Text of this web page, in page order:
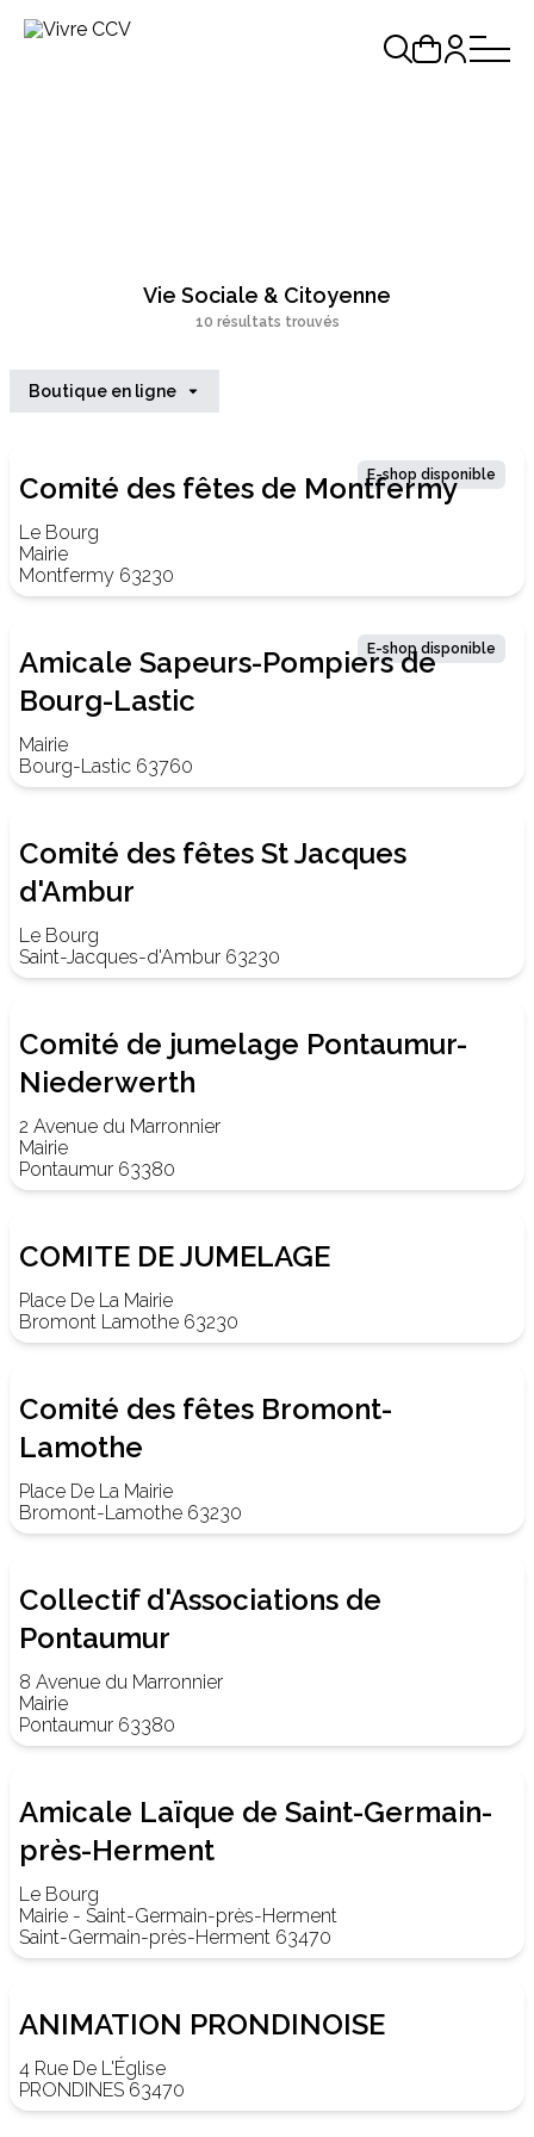
Vie Sociale & Citoyenne
10 résultats trouvés
Boutique en ligne
E-shop disponible
Comité des fêtes de Montfermy
Le Bourg
Mairie
Montfermy 63230
E-shop disponible
Amicale Sapeurs-Pompiers de
Bourg-Lastic
Mairie
Bourg-Lastic 63760
Comité des fêtes St Jacques
d'Ambur
Le Bourg
Saint-Jacques-d'Ambur 63230
Comité de jumelage Pontaumur-
Niederwerth
2 Avenue du Marronnier
Mairie
Pontaumur 63380
COMITE DE JUMELAGE
Place De La Mairie
Bromont Lamothe 63230
Comité des fêtes Bromont-
Lamothe
Place De La Mairie
Bromont-Lamothe 63230
Collectif d'Associations de
Pontaumur
8 Avenue du Marronnier
Mairie
Pontaumur 63380
Amicale Laïque de Saint-Germain-
près-Herment
Le Bourg
Mairie - Saint-Germain-près-Herment
Saint-Germain-près-Herment 63470
ANIMATION PRONDINOISE
4 Rue De L'Église
PRONDINES 63470